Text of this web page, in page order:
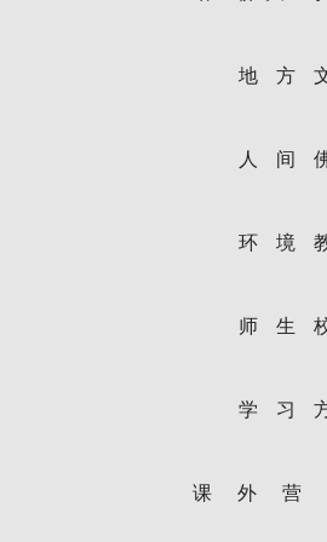
地方
人间
环境
师生
学习
课外